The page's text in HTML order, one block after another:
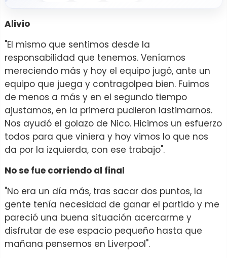
Alivio
"El mismo que sentimos desde la
responsabilidad que tenemos. Veníamos
mereciendo más y hoy el equipo jugó, ante un
equipo que juega y contragolpea bien. Fuimos
de menos a más y en el segundo tiempo
ajustamos, en la primera pudieron lastimarnos.
Nos ayudó el golazo de Nico. Hicimos un esfuerzo
todos para que viniera y hoy vimos lo que nos
da por la izquierda, con ese trabajo".
No se fue corriendo al final
"No era un día más, tras sacar dos puntos, la
gente tenía necesidad de ganar el partido y me
pareció una buena situación acercarme y
disfrutar de ese espacio pequeño hasta que
mañana pensemos en Liverpool".